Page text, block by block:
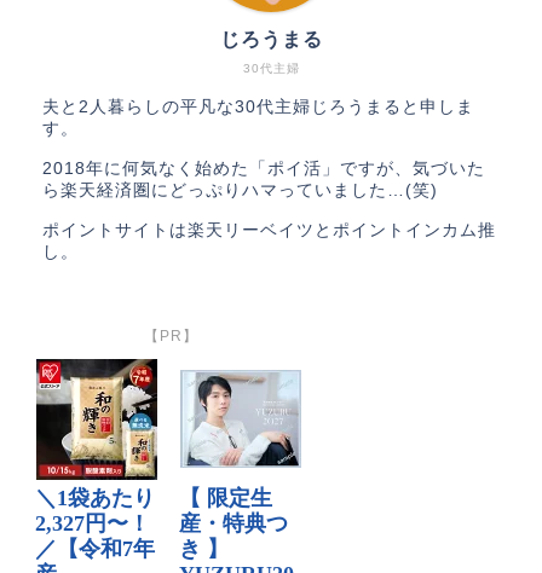
30代主婦
じろうまる
夫と2人暮らしの平凡な30代主婦じろうまると申しま
す。
2018年に何気なく始めた「ポイ活」ですが、気づいた
ら楽天経済圏にどっぷりハマっていました…(笑)
ポイントサイトは楽天リーベイツとポイントインカム推
し。
【PR】